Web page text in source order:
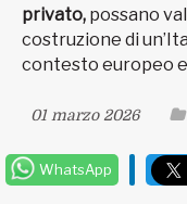
privato, possano
costruzione di
contesto europeo
01 marzo 2026
WhatsApp